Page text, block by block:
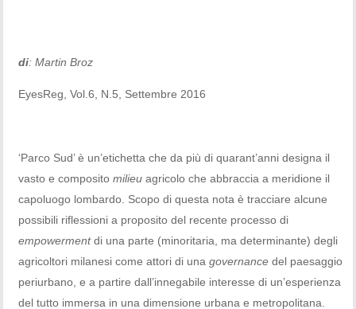
di: Martin Broz
EyesReg, Vol.6, N.5, Settembre 2016
‘Parco Sud’ è un’etichetta che da più di quarant’anni designa il
vasto e compositomilieu agricolo che abbraccia a meridione il
capoluogo lombardo. Scopo di questa nota è tracciare alcune
possibili riflessioni a proposito del recente processo di
empowermentdi una parte (minoritaria, ma determinante) degli
agricoltori milanesicome attori di unagovernance del paesaggio
periurbano, e a partire dall’innegabile interesse di un’esperienza
del tutto immersa in una dimensione urbana e metropolitana.